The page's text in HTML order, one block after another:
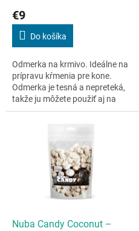
€9
Do košíka
Odmerka na krmivo. Ideálne na
prípravu kŕmenia pre kone.
Odmerka je tesná a nepreteká,
takže ju môžete použiť aj na
tekuté krmivo.Veľmi odolný
Nuba Candy Coconut –